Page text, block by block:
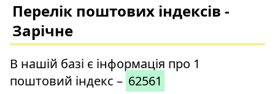
Перелік поштових індексів -
Зарічне
В нашій базі є інформація про 1
поштовий індекс – 62561